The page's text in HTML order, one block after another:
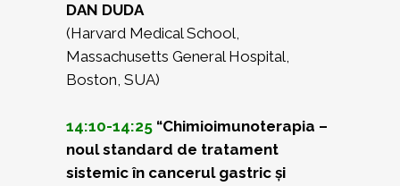
DAN DUDA
(Harvard Medical School,
Massachusetts General Hospital,
Boston, SUA)
14:10-14:25 “Chimioimunoterapia –
noul standard de tratament
sistemic în cancerul gastric și